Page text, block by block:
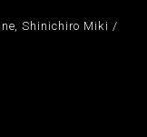
Shinichiro Miki /